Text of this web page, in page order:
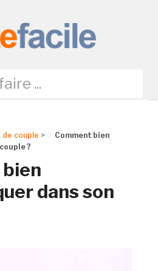
de couple >
Comment bien
?
dans son